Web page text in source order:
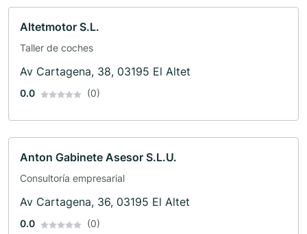
Altetmotor S.L.
Taller de coches
Av Cartagena, 38, 03195 El Altet
0.0 (0)
Anton Gabinete Asesor S.L.U.
Consultoría empresarial
Av Cartagena, 36, 03195 El Altet
0.0 (0)